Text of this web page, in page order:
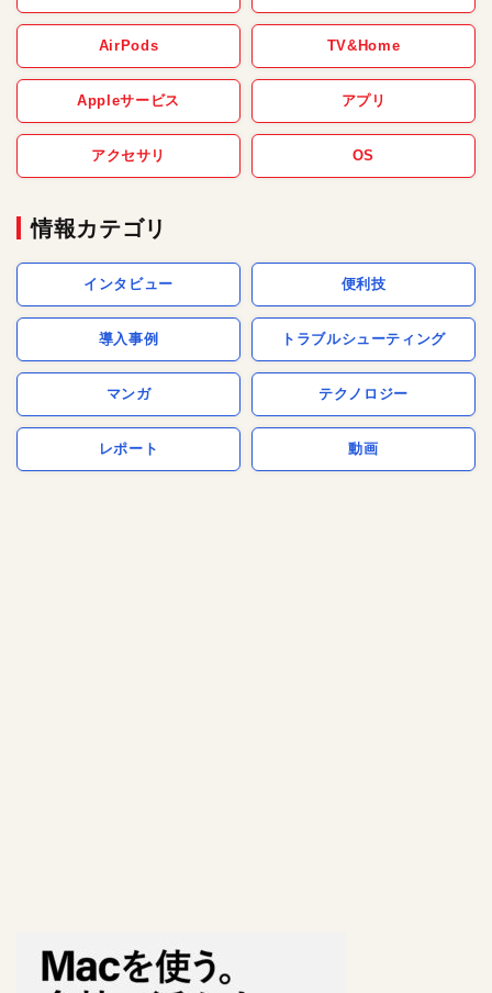
AirPods TV&Home
Appleサービス アプリ
アクセサリ OS
情報カテゴリ
インタビュー 便利技
導入事例 トラブルシューティング
マンガ テクノロジー
レポート 動画